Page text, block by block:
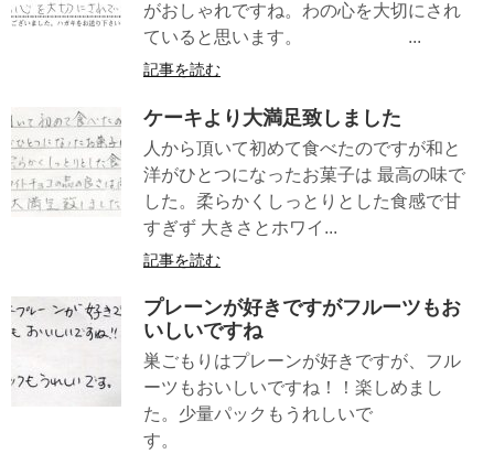
がおしゃれですね。わの心を大切にされ
ていると思います。 ...
記事を読む
ケーキより大満足致しました
人から頂いて初めて食べたのですが和と
洋がひとつになったお菓子は 最高の味で
した。柔らかくしっとりとした食感で甘
すぎず 大きさとホワイ...
記事を読む
プレーンが好きですがフルーツもお
いしいですね
巣ごもりはプレーンが好きですが、フル
ーツもおいしいですね！！楽しめまし
た。少量パックもうれしいで
す。